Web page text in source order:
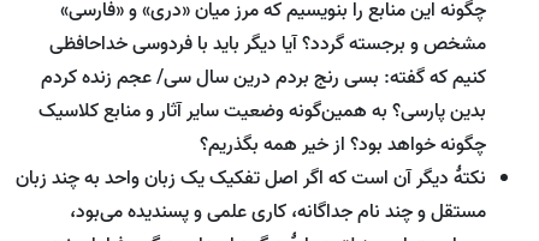
چگونه این منابع را بنویسیم که مرز میان «دری» و «فارسی»
مشخص و برجسته گردد؟ آیا دیگر باید با فردوسی خداحافظی
کنیم که گفته: بسی رنج بردم درین سال سی/ عجم زنده کردم
بدین پارسی؟ به همین‌گونه وضعیت سایر آثار و منابع کلاسیک
چگونه خواهد بود؟ از خیر همه بگذریم؟
نکتۀ دیگر آن است که اگر اصل تفکیک یک زبان واحد به چند زبان
مستقل و چند نام جداگانه، کاری علمی و پسندیده می‌بود،